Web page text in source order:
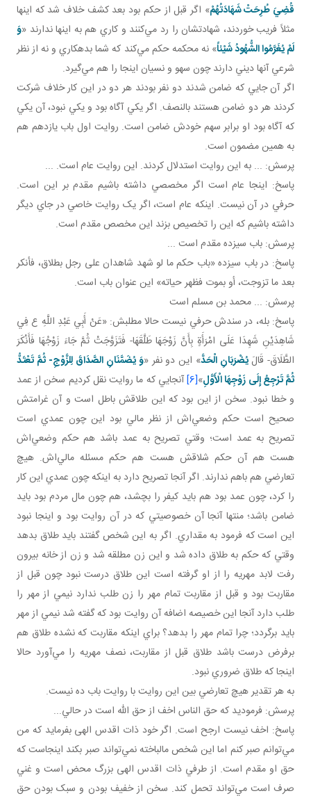
قُضِيَ طُرِحَتْ شَهَادَتُهُمْ» اگر قبل از حکم بود بعد کشف خلاف شد که اينها
مثلاً فريب خوردند، شهادتشان را رد مي‌کنند و کاري هم به اينها ندارند «وَ
لَمْ يُغَرَّمُوا الشُّهُودُ شَيْئاً» نه محکمه حکم مي‌کند که شما بدهکاري و نه از نظر
شرعي آنها ديني دارند چون سهو و نسيان اينجا را هم مي‌گيرد.
اگر آن جايي که ضامن شدند دو نفر بودند هر دو در اين کار خلاف شرکت
کردند هر دو ضامن هستند بالنصف. اگر يکي آگاه بود و يکي نبود، آن يکي
که آگاه بود او برابر سهم خودش ضامن است. روايت اول باب يازدهم هم
به همين مضمون است.
پرسش: ... به اين روايت استدلال کردند. اين روايت عام است. ...
پاسخ: اينجا عام است اگر مخصصي داشته باشيم مقدم بر اين است.
حرفي در آن نيست. اينکه عام است، اگر يک روايت خاصي در جاي ديگر
داشته باشيم که اين را تخصيص بزند اين مخصص مقدم است.
پرسش: باب سيزده مقدم است ...
پاسخ: در باب سيزده «باب حكم ما لو شهد شاهدان على رجل بطلاق، فأنكر
بعد ما تزوجت، أو بموت فظهر حياته» اين عنوان باب است.
پرسش: ... محمد بن مسلم است
پاسخ: بله، در سندش حرفي نيست حالا مطلبش: «عَنْ أَبِي عَبْدِ اللَّهِ ع فِي
شَاهِدَيْنِ شَهِدَا عَلَى امْرَأَةٍ بِأَنَّ زَوْجَهَا طَلَّقَهَا- فَتَزَوَّجَتْ ثُمَّ جَاءَ زَوْجُهَا فَأَنْكَرَ
الطَّلَاقَ- قَالَيُضْرَبَانِ الْحَدَّ» اين دو نفر «وَ يُضَمَّنَانِ الصَّدَاقَ لِلزَّوْجِ- ثُمَّ تَعْتَدُّ
ثُمَّ تَرْجِعُ إِلَى زَوْجِهَا الْأَوَّلِ»
[6] آنجايي که ما روايت نقل کرديم سخن از عمد
و خطا نبود. سخن از اين بود که اين طلاقش باطل است و آن غرامتش
صحيح است حکم وضعي‌اش از نظر مالي بود اين چون عمدي است
تصريح به عمد است؛ وقتي تصريح به عمد باشد هم حکم وضعي‌اش
هست هم آن حکم شلاقش هست هم حکم مسئله مالي‌اش. هيچ
تعارضي هم باهم ندارند. اگر آنجا تصريح دارد به اينکه چون عمدي اين کار
را کرد، چون عمد بود هم بايد کيفر را بچشد، هم چون مال مردم بود بايد
ضامن باشد؛ منتها آنجا آن خصوصيتي که در آن روايت بود و اينجا نبود
اين است که فرمود به مقداري. اگر به اين شخص گفتند بايد طلاق بدهد
وقتي که حکم به طلاق داده شد و اين زن مطلقه شد و زن از خانه بيرون
رفت لابد مهريه را از او گرفته است اين طلاق درست نبود چون قبل از
مقاربت بود و قبل از مقاربت تمام مهر را زن طلب ندارد نيمي از مهر را
طلب دارد آنجا اين خصيصه اضافه آن روايت بود که گفته شد نيمي از مهر
بايد برگردد؛ چرا تمام مهر را بدهد؟ براي اينکه مقاربت که نشده طلاق هم
برفرض درست باشد طلاق قبل از مقاربت، نصف مهريه را مي‌آورد حالا
اينجا که طلاق ضروري نبود.
به هر تقدير هيچ تعارضي بين اين روايت با روايت باب ده نيست.
پرسش: فرموديد که حق الناس اخف از حق الله است در حالي...
پاسخ: اخف نيست ارجح است. اگر خود ذات اقدس الهی بفرمايد که من
مي‌توانم صبر کنم اما اين شخص مالباخته نمي‌تواند صبر بکند اينجاست که
حق او مقدم است. از طرفي ذات اقدس الهی بزرگ محض است و غني
صرف است مي‌تواند تحمل کند. سخن از خفيف بودن و سبک بودن حق